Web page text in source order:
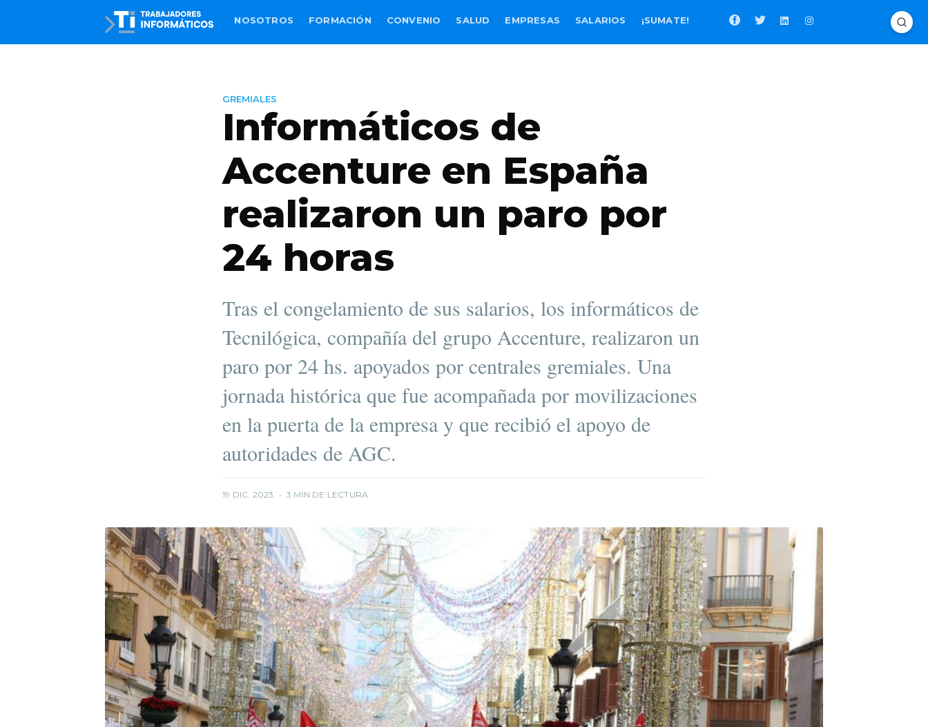
NOSOTROS FORMACIÓN CONVENIO SALUD EMPRESAS SALARIOS ¡SUMATE!
GREMIALES
Informáticos de
Accenture en España
realizaron un paro por
24 horas
Tras el congelamiento de sus salarios, los informáticos de
Tecnilógica, compañía del grupo Accenture, realizaron un
paro por 24 hs. apoyados por centrales gremiales. Una
jornada histórica que fue acompañada por movilizaciones
en la puerta de la empresa y que recibió el apoyo de
autoridades de AGC.
19 DIC. 2023 • 3 MIN DE LECTURA